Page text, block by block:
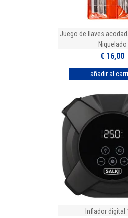
Juego de llaves
Niquelado
€ 16,00
Inflador digital